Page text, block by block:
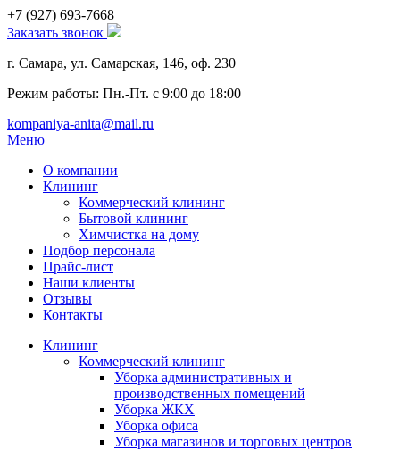
+7 (927) 693-7668
Заказать звонок
г. Самара, ул. Самарская, 146, оф. 230
Режим работы: Пн.-Пт. с 9:00 до 18:00
kompaniya-anita@mail.ru
Меню
О компании
Клининг
Коммерческий клининг
Бытовой клининг
Химчистка на дому
Подбор персонала
Прайс-лист
Наши клиенты
Отзывы
Контакты
Клининг
Коммерческий клининг
Уборка административных и
производственных помещений
Уборка ЖКХ
Уборка офиса
Уборка магазинов и торговых центров